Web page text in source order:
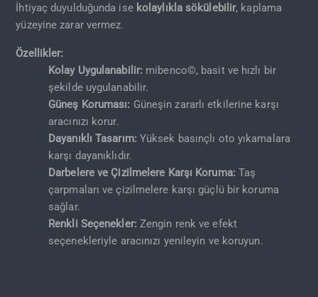
İhtiyaç duyulduğunda ise kolaylıkla sökülebilir, kaplama
yüzeyine zarar vermez.
Özellikler:
Kolay Uygulanabilir: mibenco©, basit ve hızlı bir
şekilde uygulanabilir.
Güneş Koruması: Güneşin zararlı etkilerine karşı
aracınızı korur.
Dayanıklı Tasarım: Yüksek basınçlı oto yıkamalara
karşı dayanıklıdır.
Darbelere ve Çizilmelere Karşı Koruma: Taş
çarpmaları ve çizilmelere karşı güçlü bir koruma
sağlar.
Renkli Seçenekler: Zengin renk ve efekt
seçenekleriyle aracınızı yenileyin ve koruyun.